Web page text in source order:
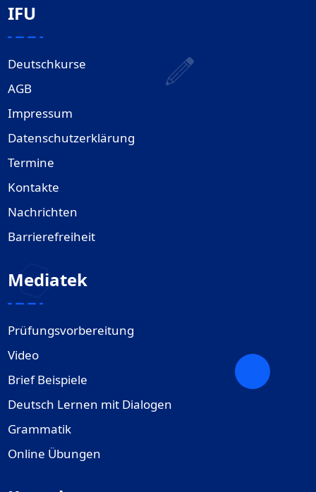
IFU
Deutschkurse
AGB
Impressum
Datenschutzerklärung
Termine
Kontakte
Nachrichten
Barrierefreiheit
Mediatek
Prüfungsvorbereitung
Video
Brief Beispiele
Deutsch Lernen mit Dialogen
Grammatik
Online Übungen